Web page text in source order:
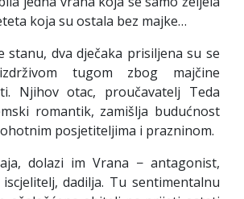
koja su ostala bez majke…
stanu, dva dječaka prisiljena su se
tugom zbog majčine
Njihov otac, proučavatelj Teda
romantik, zamišlja budućnost
posjetiteljima i prazninom.
dolazi im Vrana − antagonist,
dadilja. Tu sentimentalnu